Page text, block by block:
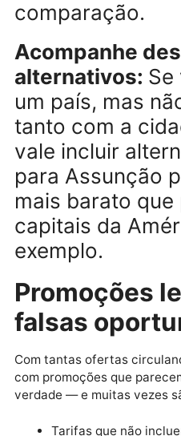
Como
alertas de
estratégica
Ter o app certo é
configurá-lo para obter
diferença. Algumas
dos apps:
Seja flexível:
com datas
amplia o
algoritmos
momentos de
quando há
comparação.